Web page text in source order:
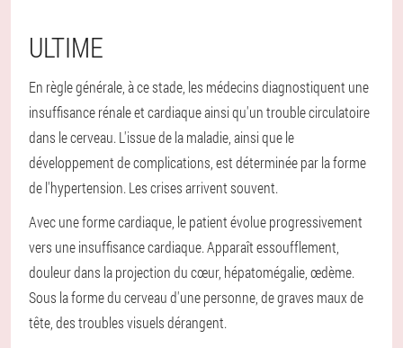
ULTIME
En règle générale, à ce stade, les médecins diagnostiquent une
insuffisance rénale et cardiaque ainsi qu'un trouble circulatoire
dans le cerveau. L'issue de la maladie, ainsi que le
développement de complications, est déterminée par la forme
de l'hypertension. Les crises arrivent souvent.
Avec une forme cardiaque, le patient évolue progressivement
vers une insuffisance cardiaque. Apparaît essoufflement,
douleur dans la projection du cœur, hépatomégalie, œdème.
Sous la forme du cerveau d'une personne, de graves maux de
tête, des troubles visuels dérangent.